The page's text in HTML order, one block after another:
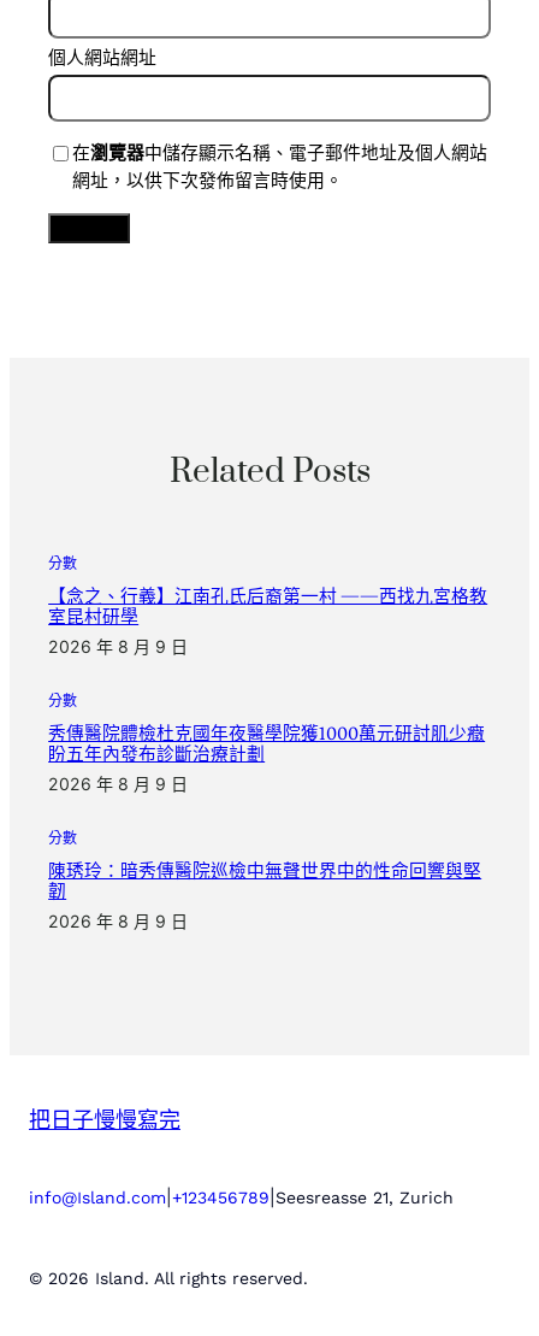
個人網站網址
在瀏覽器中儲存顯示名稱、電子郵件地址及個人網站
網址，以供下次發佈留言時使用。
Related Posts
分數
【念之、行義】江南孔氏后裔第一村 ——西找九宮格教
室昆村研學
2026 年 8 月 9 日
分數
秀傳醫院體檢杜克國年夜醫學院獲1000萬元研討肌少癥
盼五年內發布診斷治療計劃
2026 年 8 月 9 日
分數
陳琇玲：暗秀傳醫院巡檢中無聲世界中的性命回響與堅
韌
2026 年 8 月 9 日
把日子慢慢寫完
info@Island.com +123456789 Seesreasse 21, Zurich
© 2026 Island. All rights reserved.